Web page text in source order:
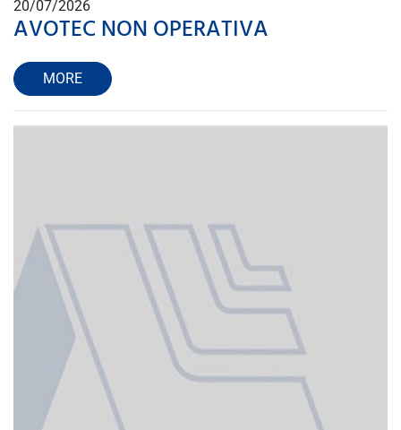
20/07/2026
AVOTEC NON OPERATIVA
MORE